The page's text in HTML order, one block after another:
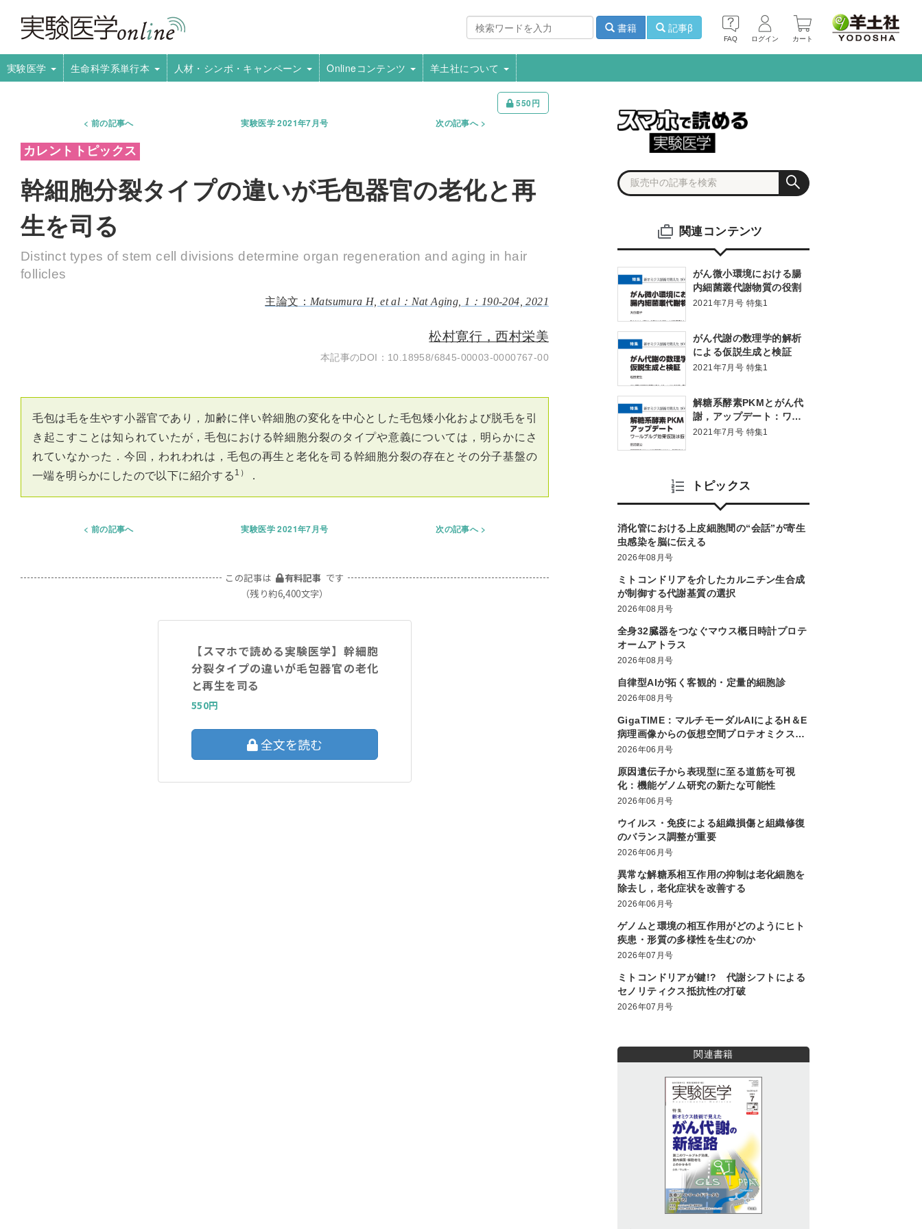
FAQ ログイン カート
書籍 記事β
実験医学 生命科学系単行本 人材・シンポ・キャンペーン Onlineコンテンツ 羊土社について
550円
前の記事へ
実験医学 2021年7月号 次の記事へ
幹細胞分裂タイプの違いが毛包器官の老化と再
生を司る
Distinct types of stem cell divisions determine organ regeneration and aging in hair
follicles
Matsumura H, et al：Nat Aging, 1：190-204, 2021
松村寛行，西村栄美
10.18958/6845-00003-0000767-00
毛包は毛を生やす小器官であり，加齢に伴い幹細胞の変化を中心とした毛包矮小化および脱毛を引
き起こすことは知られていたが，毛包における幹細胞分裂のタイプや意義については，明らかにさ
れていなかった．今回，われわれは，毛包の再生と老化を司る幹細胞分裂の存在とその分子基盤の
一端を明らかにしたので以下に紹介する 1） ．
前の記事へ 実験医学 2021年7月号 次の記事へ
この記事は 有料記事 です
（残り約6,400文字）
【スマホで読める実験医学】幹細胞
分裂タイプの違いが毛包器官の老化
と再生を司る
550円
全文を読む
関連コンテンツ
がん微小環境における腸
内細菌叢代謝物質の役割
2021年7月号 特集1
がん代謝の数理学的解析
による仮説生成と検証
2021年7月号 特集1
解糖系酵素PKMとがん代
謝，アップデート：ワー
ルブルグ効果仮説は振り
2021年7月号 特集1
トピックス
消化管における上皮細胞間の“会話”が寄生
虫感染を脳に伝える
2026年08月号
ミトコンドリアを介したカルニチン生合成
が制御する代謝基質の選択
2026年08月号
全身32臓器をつなぐマウス概日時計プロテ
オームアトラス
2026年08月号
自律型AIが拓く客観的・定量的細胞診
2026年08月号
GigaTIME：マルチモーダルAIによるH＆E
病理画像からの仮想空間プロテオミクス生
成大規模かつ多様な患者集団での腫瘍免疫
2026年06月号
原因遺伝子から表現型に至る道筋を可視
化：機能ゲノム研究の新たな可能性
2026年06月号
ウイルス・免疫による組織損傷と組織修復
のバランス調整が重要
2026年06月号
異常な解糖系相互作用の抑制は老化細胞を
除去し，老化症状を改善する
2026年06月号
ゲノムと環境の相互作用がどのようにヒト
疾患・形質の多様性を生むのか
2026年07月号
ミトコンドリアが鍵!? 代謝シフトによる
セノリティクス抵抗性の打破
2026年07月号
関連書籍